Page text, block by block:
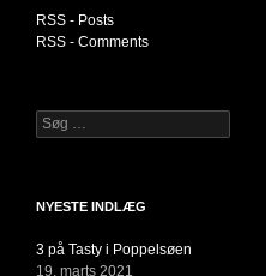
RSS - Posts
RSS - Comments
Søg
efter:
NYESTE INDLÆG
3 på Tasty i Poppelsøen
19. marts 2021